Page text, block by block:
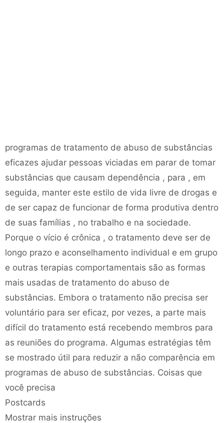
programas de tratamento de abuso de substâncias
eficazes ajudar pessoas viciadas em parar de tomar
substâncias que causam dependência , para , em
seguida, manter este estilo de vida livre de drogas e
de ser capaz de funcionar de forma produtiva dentro
de suas famílias , no trabalho e na sociedade.
Porque o vício é crônica , o tratamento deve ser de
longo prazo e aconselhamento individual e em grupo
e outras terapias comportamentais são as formas
mais usadas de tratamento do abuso de
substâncias. Embora o tratamento não precisa ser
voluntário para ser eficaz, por vezes, a parte mais
difícil do tratamento está recebendo membros para
as reuniões do programa. Algumas estratégias têm
se mostrado útil para reduzir a não comparência em
programas de abuso de substâncias. Coisas que
você precisa
Postcards
Mostrar mais instruções